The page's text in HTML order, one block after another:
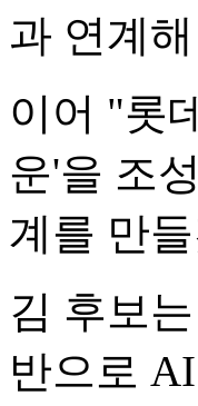
과 연계
이어 "롯
운'을 조
계를 만
김 후보
반으로